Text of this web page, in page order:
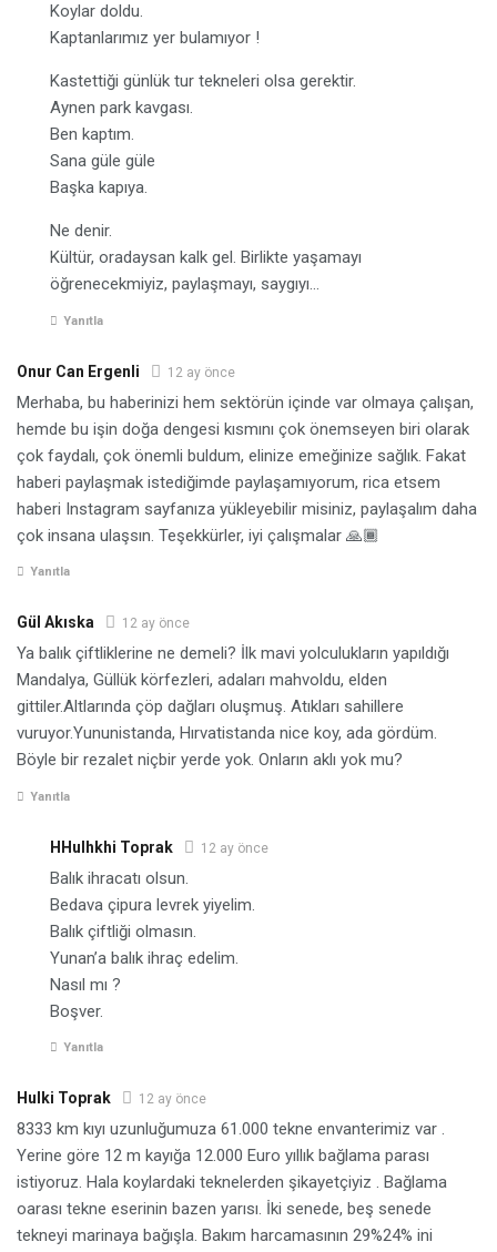
Koylar doldu.
Kaptanlarımız yer bulamıyor !
Kastettiği günlük tur tekneleri olsa gerektir.
Aynen park kavgası.
Ben kaptım.
Sana güle güle
Başka kapıya.
Ne denir.
Kültür, oradaysan kalk gel. Birlikte yaşamayı
öğrenecekmiyiz, paylaşmayı, saygıyı…
Yanıtla
Onur Can Ergenli 12 ay önce
Merhaba, bu haberinizi hem sektörün içinde var olmaya çalışan,
hemde bu işin doğa dengesi kısmını çok önemseyen biri olarak
çok faydalı, çok önemli buldum, elinize emeğinize sağlık. Fakat
haberi paylaşmak istediğimde paylaşamıyorum, rica etsem
haberi Instagram sayfanıza yükleyebilir misiniz, paylaşalım daha
çok insana ulaşsın. Teşekkürler, iyi çalışmalar 🙏🏾
Yanıtla
Gül Akıska 12 ay önce
Ya balık çiftliklerine ne demeli? İlk mavi yolculukların yapıldığı
Mandalya, Güllük körfezleri, adaları mahvoldu, elden
gittiler.Altlarında çöp dağları oluşmuş. Atıkları sahillere
vuruyor.Yununistanda, Hırvatistanda nice koy, ada gördüm.
Böyle bir rezalet niçbir yerde yok. Onların aklı yok mu?
Yanıtla
HHulhkhi Toprak 12 ay önce
Balık ihracatı olsun.
Bedava çipura levrek yiyelim.
Balık çiftliği olmasın.
Yunan’a balık ihraç edelim.
Nasıl mı ?
Boşver.
Yanıtla
Hulki Toprak 12 ay önce
8333 km kıyı uzunluğumuza 61.000 tekne envanterimiz var .
Yerine göre 12 m kayığa 12.000 Euro yıllık bağlama parası
istiyoruz. Hala koylardaki teknelerden şikayetçiyiz . Bağlama
oarası tekne eserinin bazen yarısı. İki senede, beş senede
tekneyi marinaya bağışla. Bakım harcamasının 29%24% ini